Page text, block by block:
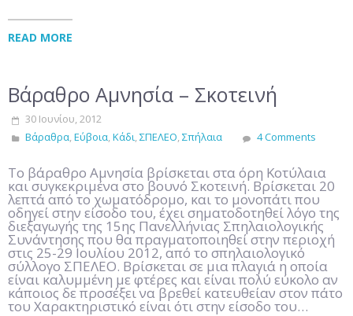
READ MORE
Βάραθρο Αμνησία – Σκοτεινή
30 Ιουνίου, 2012
Βάραθρα,Εύβοια,Κάδι,ΣΠΕΛΕΟ,Σπήλαια 4 Comments
Το βάραθρο Αμνησία βρίσκεται στα όρη Κοτύλαια
και συγκεκριμένα στο βουνό Σκοτεινή. Βρίσκεται 20
λεπτά από το χωματόδρομο, και το μονοπάτι που
οδηγεί στην είσοδο του, έχει σηματοδοτηθεί λόγο της
διεξαγωγής της 15ης Πανελλήνιας Σπηλαιολογικής
Συνάντησης που θα πραγματοποιηθεί στην περιοχή
στις 25-29 Ιουλίου 2012, από το σπηλαιολογικό
σύλλογο ΣΠΕΛΕΟ. Βρίσκεται σε μια πλαγιά η οποία
είναι καλυμμένη με φτέρες και είναι πολύ εύκολο αν
κάποιος δε προσέξει να βρεθεί κατευθείαν στον πάτο
του Χαρακτηριστικό είναι ότι στην είσοδο του…